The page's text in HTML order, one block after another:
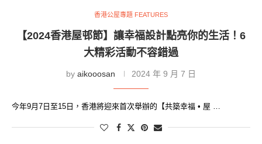
香港公屋專題 FEATURES
【2024香港屋邨節】讓幸福設計點亮你的生活！6
大精彩活動不容錯過
by aikooosan 2024 年 9 月 7 日
今年9月7日至15日，香港將迎來首次舉辦的【共築幸福 • 屋 …